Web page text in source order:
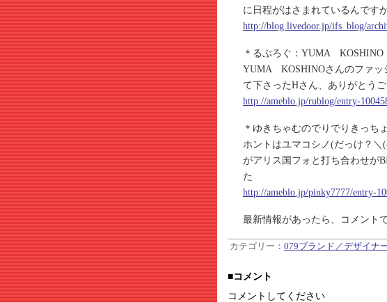
に日程がはさまれているんですが
http://blog.livedoor.jp/ifs_blog/
＊るぶろぐ：YUMA
YUMA KOSHINOさんのファ
て下さったHさん、ありがとう
http://ameblo.jp/rublog/entry-
＊ゆきちゃむのでりでりきっち
ホントはユマコシノ(だっけ？
がアリス国フォと打ち合わせが
た
http://ameblo.jp/pinky7777/entry-
最新情報があったら、コメント
カテゴリー： 079ブランド／デザイナ
■コメント
コメントしてください